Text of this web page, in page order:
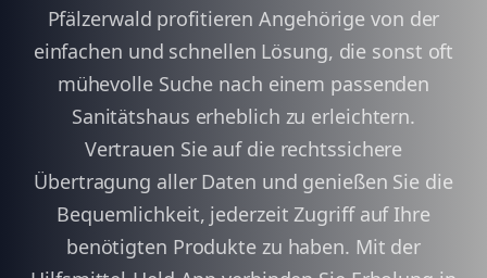
Pfälzerwald profitieren Angehörige von der
einfachen und schnellen Lösung, die sonst oft
mühevolle Suche nach einem passenden
Sanitätshaus erheblich zu erleichtern.
Vertrauen Sie auf die rechtssichere
Übertragung aller Daten und genießen Sie die
Bequemlichkeit, jederzeit Zugriff auf Ihre
benötigten Produkte zu haben. Mit der